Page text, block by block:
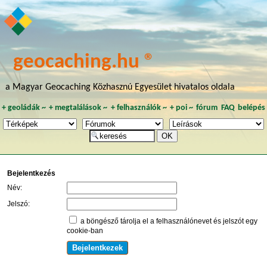
geocaching.hu ®
a Magyar Geocaching Közhasznú Egyesület hivatalos oldala
+ geoládák~ +megtalálások ~ + felhasználók~ + poi~ fórum FAQ belépés
Bejelentkezés
Név:
Jelszó:
a böngésző tárolja el a felhasználónevet és jelszót egy
cookie-ban